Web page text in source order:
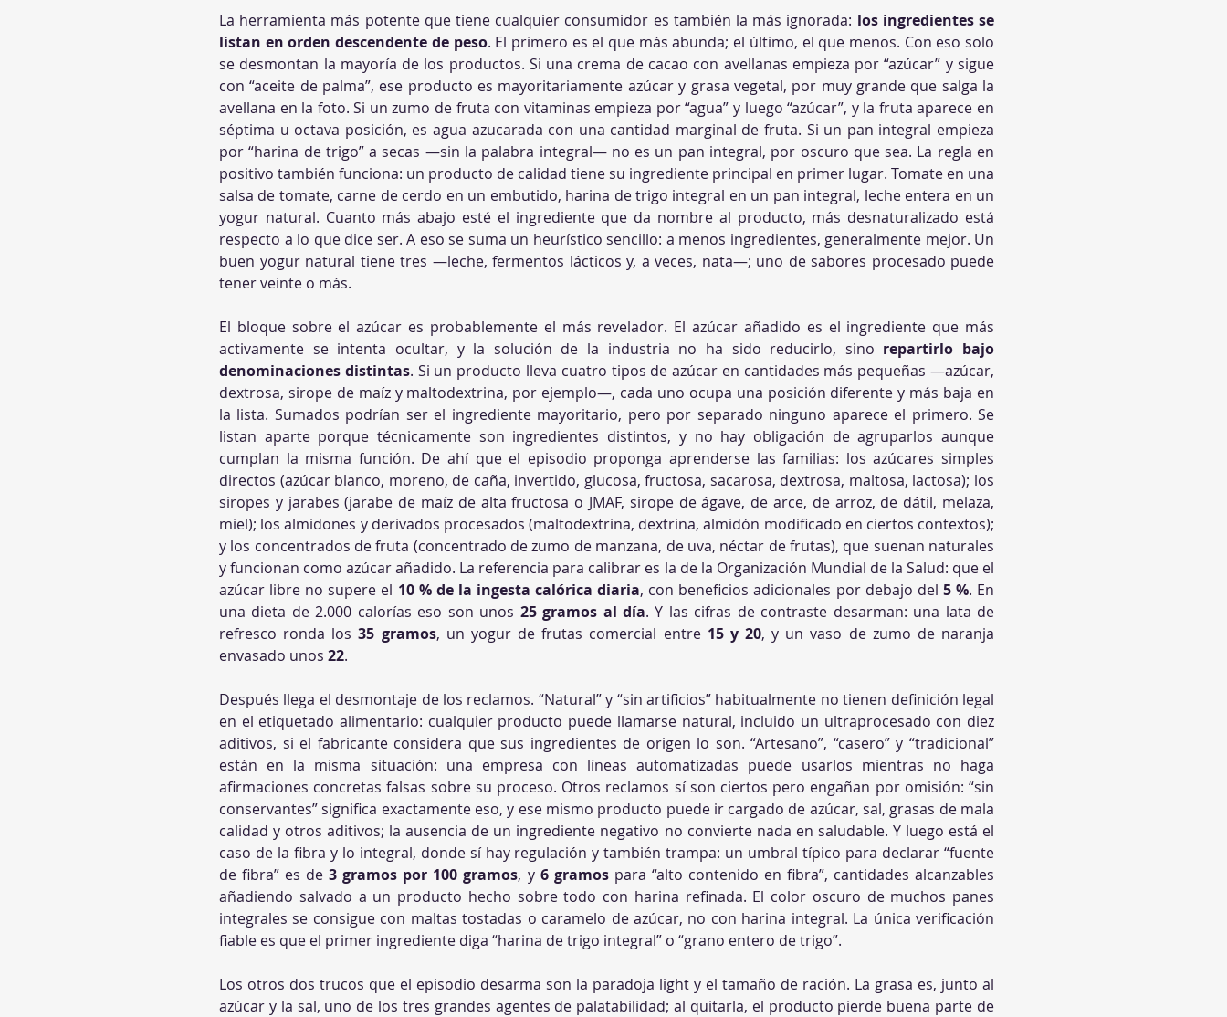
La herramienta más potente que tiene cualquier consumidor es también la más ignorada: los ingredientes se
listan en orden descendente de peso. El primero es el que más abunda; el último, el que menos. Con eso solo
se desmontan la mayoría de los productos. Si una crema de cacao con avellanas empieza por “azúcar” y sigue
con “aceite de palma”, ese producto es mayoritariamente azúcar y grasa vegetal, por muy grande que salga la
avellana en la foto. Si un zumo de fruta con vitaminas empieza por “agua” y luego “azúcar”, y la fruta aparece en
séptima u octava posición, es agua azucarada con una cantidad marginal de fruta. Si un pan integral empieza
por “harina de trigo” a secas —sin la palabra integral— no es un pan integral, por oscuro que sea. La regla en
positivo también funciona: un producto de calidad tiene su ingrediente principal en primer lugar. Tomate en una
salsa de tomate, carne de cerdo en un embutido, harina de trigo integral en un pan integral, leche entera en un
yogur natural. Cuanto más abajo esté el ingrediente que da nombre al producto, más desnaturalizado está
respecto a lo que dice ser. A eso se suma un heurístico sencillo: a menos ingredientes, generalmente mejor. Un
buen yogur natural tiene tres —leche, fermentos lácticos y, a veces, nata—; uno de sabores procesado puede
tener veinte o más.
El bloque sobre el azúcar es probablemente el más revelador. El azúcar añadido es el ingrediente que más
activamente se intenta ocultar, y la solución de la industria no ha sido reducirlo, sino repartirlo bajo
denominaciones distintas. Si un producto lleva cuatro tipos de azúcar en cantidades más pequeñas —azúcar,
dextrosa, sirope de maíz y maltodextrina, por ejemplo—, cada uno ocupa una posición diferente y más baja en
la lista. Sumados podrían ser el ingrediente mayoritario, pero por separado ninguno aparece el primero. Se
listan aparte porque técnicamente son ingredientes distintos, y no hay obligación de agruparlos aunque
cumplan la misma función. De ahí que el episodio proponga aprenderse las familias: los azúcares simples
directos (azúcar blanco, moreno, de caña, invertido, glucosa, fructosa, sacarosa, dextrosa, maltosa, lactosa); los
siropes y jarabes (jarabe de maíz de alta fructosa o JMAF, sirope de ágave, de arce, de arroz, de dátil, melaza,
miel); los almidones y derivados procesados (maltodextrina, dextrina, almidón modificado en ciertos contextos);
y los concentrados de fruta (concentrado de zumo de manzana, de uva, néctar de frutas), que suenan naturales
y funcionan como azúcar añadido. La referencia para calibrar es la de la Organización Mundial de la Salud: que el
azúcar libre no supere el 10 % de la ingesta calórica diaria, con beneficios adicionales por debajo del 5 %. En
una dieta de 2.000 calorías eso son unos 25 gramos al día. Y las cifras de contraste desarman: una lata de
refresco ronda los 35 gramos, un yogur de frutas comercial entre 15 y 20, y un vaso de zumo de naranja
envasado unos 22.
Después llega el desmontaje de los reclamos. “Natural” y “sin artificios” habitualmente no tienen definición legal
en el etiquetado alimentario: cualquier producto puede llamarse natural, incluido un ultraprocesado con diez
aditivos, si el fabricante considera que sus ingredientes de origen lo son. “Artesano”, “casero” y “tradicional”
están en la misma situación: una empresa con líneas automatizadas puede usarlos mientras no haga
afirmaciones concretas falsas sobre su proceso. Otros reclamos sí son ciertos pero engañan por omisión: “sin
conservantes” significa exactamente eso, y ese mismo producto puede ir cargado de azúcar, sal, grasas de mala
calidad y otros aditivos; la ausencia de un ingrediente negativo no convierte nada en saludable. Y luego está el
caso de la fibra y lo integral, donde sí hay regulación y también trampa: un umbral típico para declarar “fuente
de fibra” es de 3 gramos por 100 gramos, y 6 gramos para “alto contenido en fibra”, cantidades alcanzables
añadiendo salvado a un producto hecho sobre todo con harina refinada. El color oscuro de muchos panes
integrales se consigue con maltas tostadas o caramelo de azúcar, no con harina integral. La única verificación
fiable es que el primer ingrediente diga “harina de trigo integral” o “grano entero de trigo”.
Los otros dos trucos que el episodio desarma son la paradoja light y el tamaño de ración. La grasa es, junto al
azúcar y la sal, uno de los tres grandes agentes de palatabilidad; al quitarla, el producto pierde buena parte de